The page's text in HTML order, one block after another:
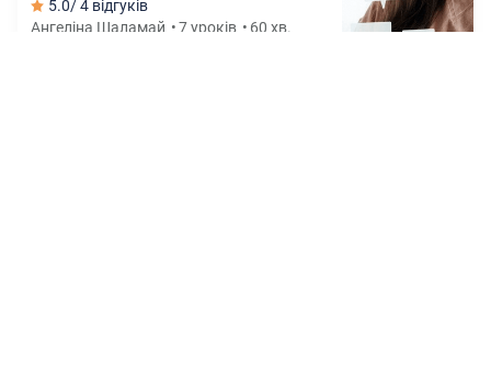
5.0/ 4 відгуків
Ангеліна Шаламай •7 уроків • 60 хв.